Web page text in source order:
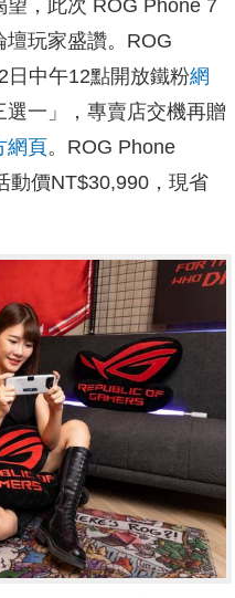
，此次 ROG Phone 7
玩家盛讚。ROG
日中午12點開放鐵粉網
一」，專賣店交機再贈
網頁。ROG Phone
動價NT$30,990，現省